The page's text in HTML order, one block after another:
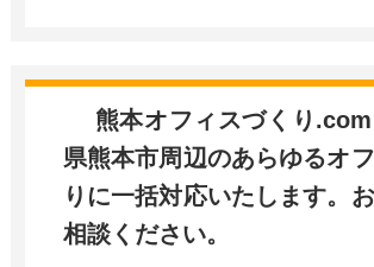
熊本オフィスづくり.com
県熊本市周辺のあらゆるオ
りに一括対応いたします。
相談ください。​